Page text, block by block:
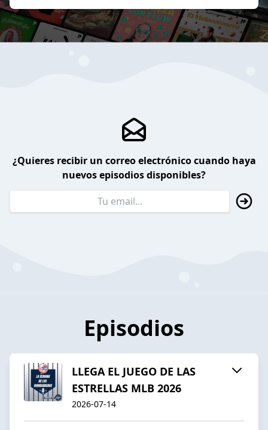
¿Quieres recibir un correo electrónico cuando haya
nuevos episodios disponibles?
Episodios
LLEGA EL JUEGO DE LAS
ESTRELLAS MLB 2026
2026-07-14